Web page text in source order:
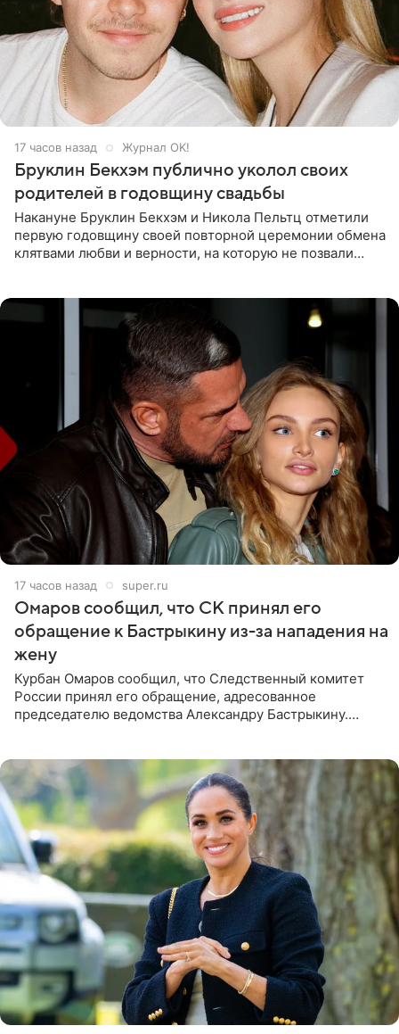
17 часов назад Журнал OK!
Бруклин Бекхэм публично уколол своих
родителей в годовщину свадьбы
Накануне Бруклин Бекхэм и Никола Пельтц отметили
первую годовщину своей повторной церемонии обмена
клятвами любви и верности, на которую не позвали
17 часов назад super.ru
Омаров сообщил, что СК принял его
обращение к Бастрыкину из-за нападения на
жену
Курбан Омаров сообщил, что Следственный комитет
России принял его обращение, адресованное
председателю ведомства Александру Бастрыкину.